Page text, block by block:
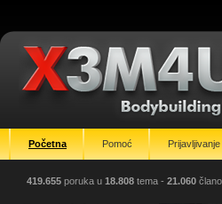
Početna Pomoć Prijavljivanje
419.655 poruka u 18.808 tema - 21.060